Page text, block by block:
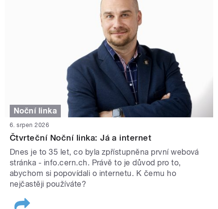
Noční linka
6. srpen 2026
Čtvrteční Noční linka: Já a internet
Dnes je to 35 let, co byla zpřístupněna první webová
stránka - info.cern.ch. Právě to je důvod pro to,
abychom si popovídali o internetu. K čemu ho
nejčastěji používáte?